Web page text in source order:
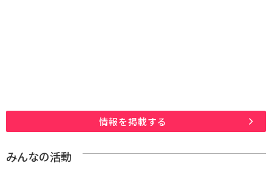
情報を掲載する
みんなの活動